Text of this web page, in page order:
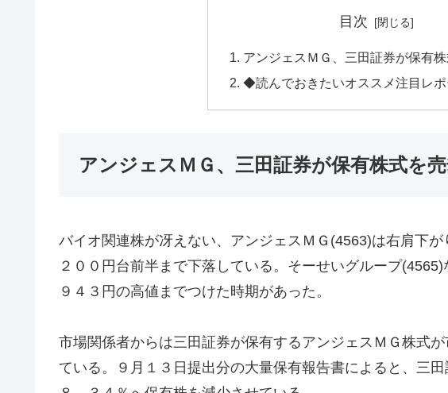
目次
アンジェスＭＧ、三田証券が保有
◆読んでおきたいオススメ注目レポ
アンジェスＭＧ、三田証券が保有株式を
バイオ関連株が冴えない、アンジェスＭＧ(4563)は右肩下
２００円台前半まで下落している。そーせいグループ
９４３円の高値までつけた時期があった。
市場関係者からは三田証券が保有するアンジェスＭＧ株式
ている。９月１３日提出分の大量保有報告書によると、三